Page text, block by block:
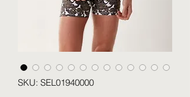
SKU: SEL01940000